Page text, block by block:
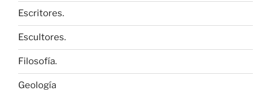
Escritores.
Escultores.
Filosofía.
Geología